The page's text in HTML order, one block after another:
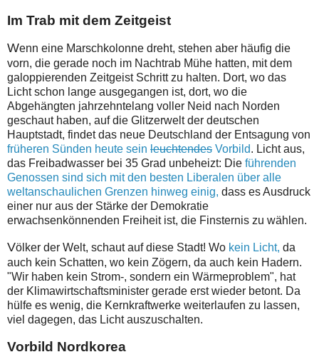
Im Trab mit dem Zeitgeist
Wenn eine Marschkolonne dreht, stehen aber häufig die
vorn, die gerade noch im Nachtrab Mühe hatten, mit dem
galoppierenden Zeitgeist Schritt zu halten. Dort, wo das
Licht schon lange ausgegangen ist, dort, wo die
Abgehängten jahrzehntelang voller Neid nach Norden
geschaut haben, auf die Glitzerwelt der deutschen
Hauptstadt, findet das neue Deutschland der Entsagung von
früheren Sünden heute sein leuchtendes Vorbild. Licht aus,
das Freibadwasser bei 35 Grad unbeheizt: Die führenden
Genossen sind sich mit den besten Liberalen über alle
weltanschaulichen Grenzen hinweg einig, dass es Ausdruck
einer nur aus der Stärke der Demokratie
erwachsenkönnenden Freiheit ist, die Finsternis zu wählen.
Völker der Welt, schaut auf diese Stadt! Wo kein Licht, da
auch kein Schatten, wo kein Zögern, da auch kein Hadern.
"Wir haben kein Strom-, sondern ein Wärmeproblem", hat
der Klimawirtschaftsminister gerade erst wieder betont. Da
hülfe es wenig, die Kernkraftwerke weiterlaufen zu lassen,
viel dagegen, das Licht auszuschalten.
Vorbild Nordkorea